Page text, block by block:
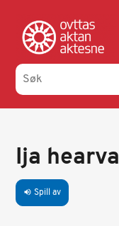
hovedinnhold
Ija hearva
volume_up Spill av